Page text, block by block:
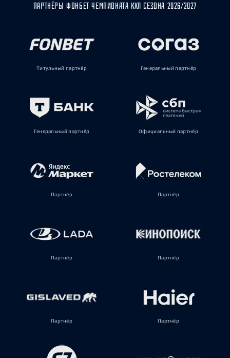
ПАРТНЁРЫ ФОНБЕТ ЧЕМПИОНАТА КХЛ СЕЗОНА 2026/2027
Титульный партнёр Генеральный партнёр
Генеральный партнёр Официальный партнёр
Партнёр Партнёр
Партнёр Партнёр
Партнёр Партнёр